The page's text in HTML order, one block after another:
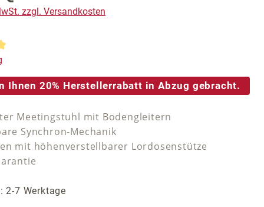
zzgl. Versandkosten
Bewertung von 5 von 5 Sternen
Ihnen 20% Herstellerrabatt in Abzug gebracht.
Meetingstuhl mit Bodengleitern
Synchron-Mechanik
mit höhenverstellbarer Lordosenstütze
2-7 Werktage